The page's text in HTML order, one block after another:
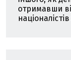
отримавши